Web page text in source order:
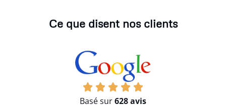
Ce que disent nos clients
Basé sur628 avis